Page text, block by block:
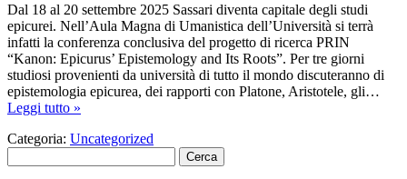
Dal 18 al 20 settembre 2025 Sassari diventa capitale degli studi
epicurei. Nell’Aula Magna di Umanistica dell’Università si terrà
infatti la conferenza conclusiva del progetto di ricerca PRIN
“Kanon: Epicurus’ Epistemology and Its Roots”. Per tre giorni
studiosi provenienti da università di tutto il mondo discuteranno di
epistemologia epicurea, dei rapporti con Platone, Aristotele, gli…
Leggi tutto »
Categoria: Uncategorized
per: